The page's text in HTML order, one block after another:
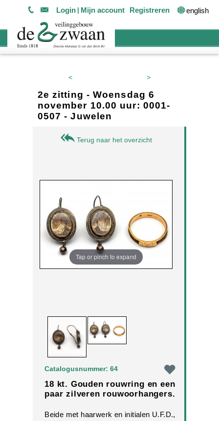
Login Mijn account Registreren english
< >
2e zitting - Woensdag 6
november 10.00 uur: 0001-
0507 - Juwelen
Terug naar het overzicht
Tap or pinch to expand
Catalogusnummer: 64
18 kt. Gouden rouwring en een
paar zilveren rouwoorhangers.
Beide met haarwerk en initialen U.F.D.,